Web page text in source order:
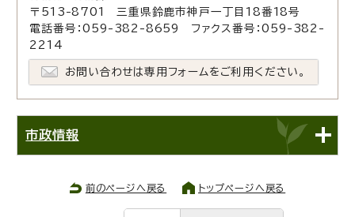
〒513-8701 三重県鈴鹿市神戸一丁目18番18号
電話番号：059-382-8659 ファクス番号：059-382-
2214
お問い合わせは専用フォームをご利用ください。
市政情報
前のページへ戻る トップページへ戻る